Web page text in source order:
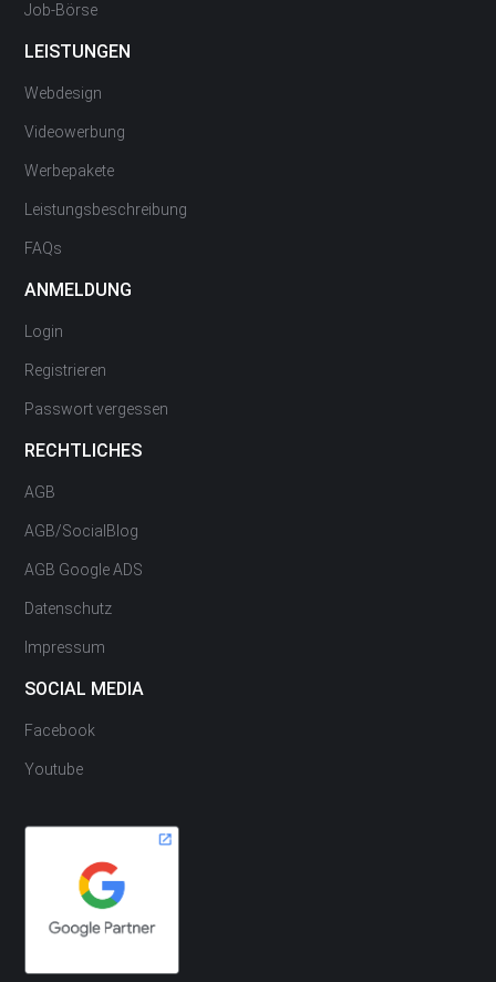
Job-Börse
LEISTUNGEN
Webdesign
Videowerbung
Werbepakete
Leistungsbeschreibung
FAQs
ANMELDUNG
Login
Registrieren
Passwort vergessen
RECHTLICHES
AGB
AGB/SocialBlog
AGB Google ADS
Datenschutz
Impressum
SOCIAL MEDIA
Facebook
Youtube